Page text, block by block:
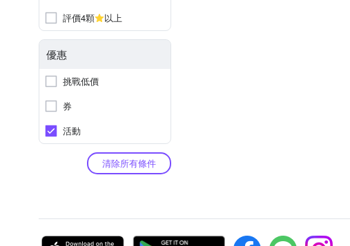
評價4顆
以上
優惠
挑戰低價
券
活動
清除所有條件